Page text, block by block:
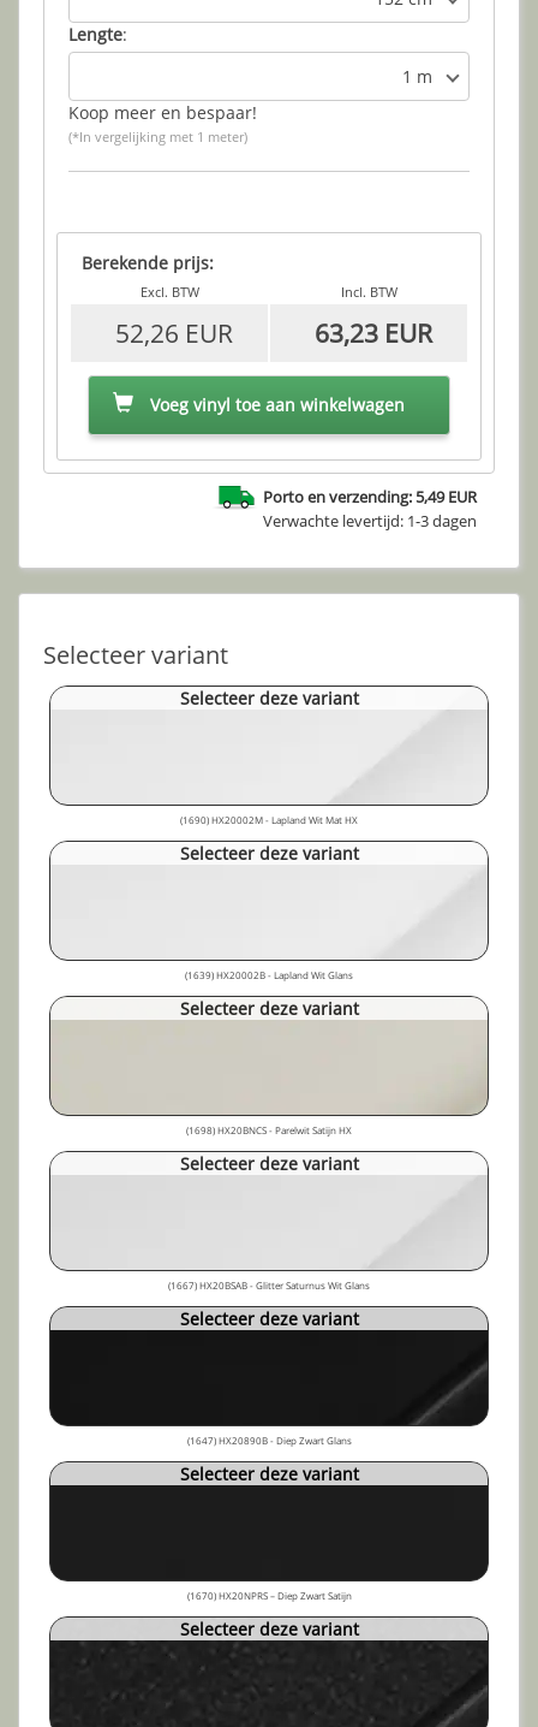
Lengte:
1 m
Koop meer en bespaar!
(*In vergelijking met 1 meter)
Berekende prijs:
Excl. BTW Incl. BTW
52,26 EUR 63,23 EUR
Voeg vinyl toe aan winkelwagen
Porto en verzending: 5,49 EUR
Verwachte levertijd: 1-3 dagen
Selecteer variant
Selecteer deze variant
(1690) HX20002M - Lapland Wit Mat HX
Selecteer deze variant
(1639) HX20002B - Lapland Wit Glans
Selecteer deze variant
(1698) HX20BNCS - Parelwit Satijn HX
Selecteer deze variant
(1667) HX20BSAB - Glitter Saturnus Wit Glans
Selecteer deze variant
(1647) HX20890B - Diep Zwart Glans
Selecteer deze variant
(1670) HX20NPRS – Diep Zwart Satijn
Selecteer deze variant